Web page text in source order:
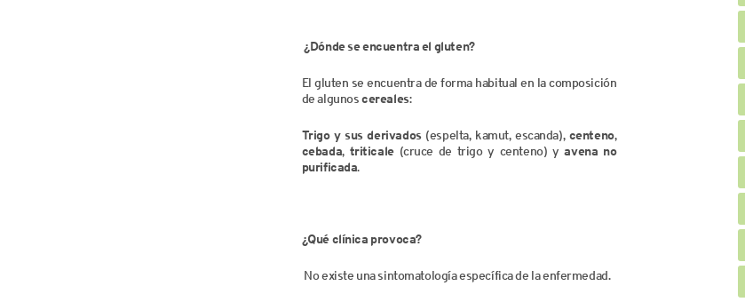
¿Dónde se encuentra el gluten?
El gluten se encuentra de forma habitual en la composición
de algunoscereales:
Trigo y sus derivados(espelta, kamut, escanda), centeno,
cebada, triticale (cruce de trigo y centeno) yavena no
purificada.
¿Qué clínica provoca?
No existe una sintomatología específica de la enfermedad.